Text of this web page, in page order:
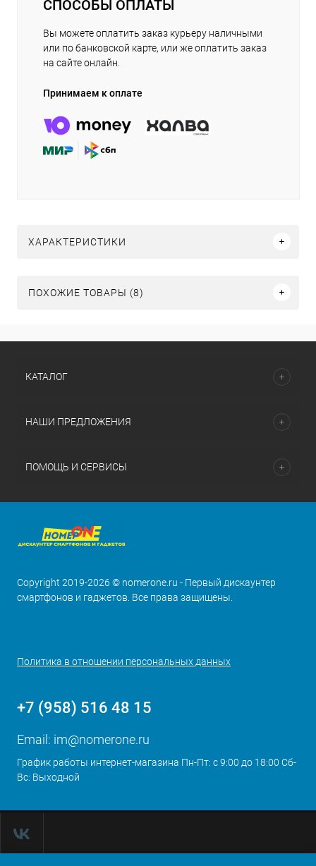
СПОСОБЫ ОПЛАТЫ
Вы можете оплатить заказ курьеру наличными
или по банковской карте, или же оплатить заказ
на сайте онлайн.
Принимаем к оплате
ХАРАКТЕРИСТИКИ
ПОХОЖИЕ ТОВАРЫ (8)
КАТАЛОГ
НАШИ ПРЕДЛОЖЕНИЯ
ПОМОЩЬ И СЕРВИСЫ
Copyright 2019-2026 © nomerone.ru - Первый дискаунтер
смартфонов и гаджетов. Все права защищены.
Политика в отношении персональных данных
+7 (958) 516 48 15
Email: im@nomerone.ru
График работы интернет-магазина Пн-Пт: с 9:00 до 18:00 Сб-
Вс: Выходной